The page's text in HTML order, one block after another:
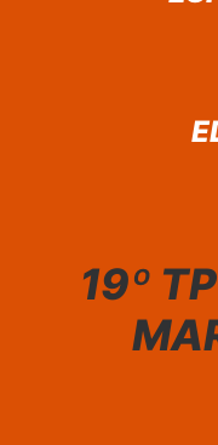
19º